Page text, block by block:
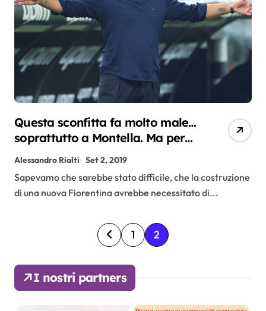
Questa sconfitta fa molto male…
soprattutto a Montella. Ma per
costruire ci vuole tempo
Alessandro Rialti Set 2, 2019
Sapevamo che sarebbe stato difficile, che la costruzione
di una nuova Fiorentina avrebbe necessitato di...
P
a
g
1 2
I nostri partners